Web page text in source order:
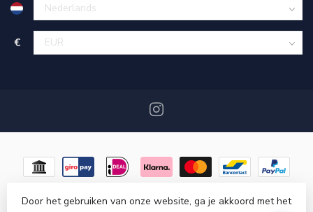
€
Door het gebruiken van onze website, ga je akkoord met het